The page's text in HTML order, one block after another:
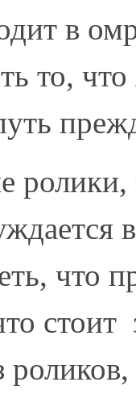
в
то, что
что